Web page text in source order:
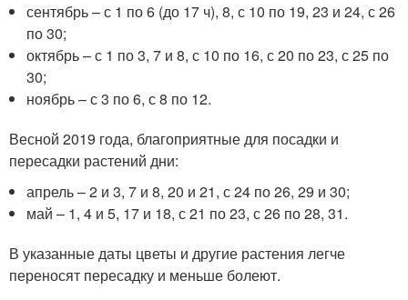
сентябрь – с 1 по 6 (до 17 ч), 8, с 10 по 19, 23 и 24, с 26
по 30;
октябрь – с 1 по 3, 7 и 8, с 10 по 16, с 20 по 23, с 25 по
30;
ноябрь – с 3 по 6, с 8 по 12.
Весной 2019 года, благоприятные для посадки и
пересадки растений дни:
апрель – 2 и 3, 7 и 8, 20 и 21, с 24 по 26, 29 и 30;
май – 1, 4 и 5, 17 и 18, с 21 по 23, с 26 по 28, 31.
В указанные даты цветы и другие растения легче
переносят пересадку и меньше болеют.